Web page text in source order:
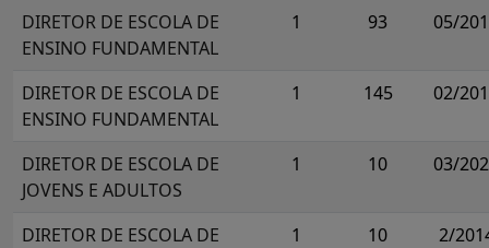
DIRETOR DE ESCOLA DE
ENSINO FUNDAMENTAL
1 93 05/
DIRETOR DE ESCOLA DE
ENSINO FUNDAMENTAL
1 145 02/
DIRETOR DE ESCOLA DE
JOVENS E ADULTOS
1 10 03/
DIRETOR DE ESCOLA DE
1 10 2/